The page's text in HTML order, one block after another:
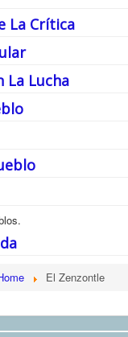
La Crítica
La Lucha
El Zenzontle